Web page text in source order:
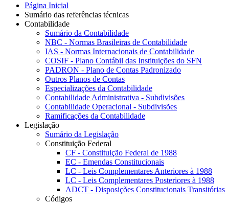
Página Inicial
Sumário das referências técnicas
Contabilidade
Sumário da Contabilidade
NBC - Normas Brasileiras de Contabilidade
IAS - Normas Internacionais de Contabilidade
COSIF - Plano Contábil das Instituições do SFN
PADRON - Plano de Contas Padronizado
Outros Planos de Contas
Especializações da Contabilidade
Contabilidade Administrativa - Subdivisões
Contabilidade Operacional - Subdivisões
Ramificações da Contabilidade
Legislação
Sumário da Legislação
Constituição Federal
CF - Constituição Federal de 1988
EC - Emendas Constitucionais
LC - Leis Complementares Anteriores à 1988
LC - Leis Complementares Posteriores à 1988
ADCT - Disposições Constitucionais Transitórias
Códigos